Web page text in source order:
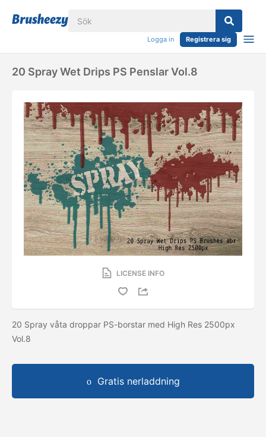
Logga in Registrera sig
20 Spray Wet Drips PS Penslar Vol.8
LICENSE INFO
20 Spray våta droppar PS-borstar med High Res 2500px
Vol.8
Gratis nerladdning